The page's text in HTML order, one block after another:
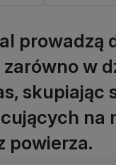
prowadzą
w
skupiając
na
powierza.